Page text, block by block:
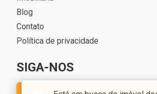
Blog
Contato
Política de privacidade
SIGA-NOS